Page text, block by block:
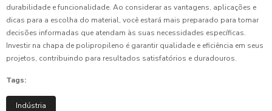
durabilidade e funcionalidade. Ao considerar as vantagens, aplicações e
dicas para a escolha do material, você estará mais preparado para tomar
decisões informadas que atendam às suas necessidades específicas.
Investir na chapa de polipropileno é garantir qualidade e eficiência em seus
projetos, contribuindo para resultados satisfatórios e duradouros.
Tags:
Indústria